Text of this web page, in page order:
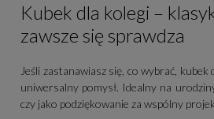
Kubek dla kolegi –
zawsze się sprawdza
Jeśli zastanawiasz się, co wybrać,
uniwersalny pomysł. Idealny na
czy jako podziękowanie za wspólny